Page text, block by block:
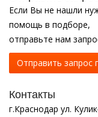
Если Вы не нашли
помощь в подборе,
отправьте нам
Отправить запрос
Контакты
г.Краснодар ул.